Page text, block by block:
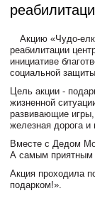
Акцию «Чудо-
реабилитации
инициативе
социальной защиты
Цель акции -
жизненной
развивающие
железная дорога и
Вместе с Дедом
А самым приятным
Акция проходила
подарком!».